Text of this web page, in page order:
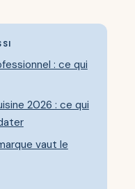
: ce qui
2026 : ce qui
vaut le